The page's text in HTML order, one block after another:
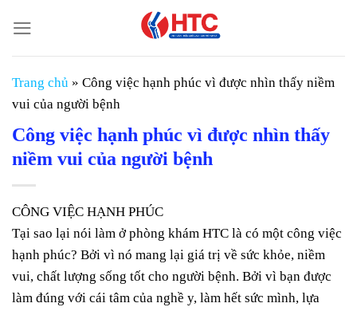
đến
nội
dung
Trang chủ » Công việc hạnh phúc vì được nhìn thấy niềm
vui của người bệnh
Công việc hạnh phúc vì được nhìn thấy
niềm vui của người bệnh
CÔNG VIỆC HẠNH PHÚC
Tại sao lại nói làm ở phòng khám HTC là có một công việc
hạnh phúc? Bởi vì nó mang lại giá trị về sức khỏe, niềm
vui, chất lượng sống tốt cho người bệnh. Bởi vì bạn được
làm đúng với cái tâm của nghề y, làm hết sức mình, lựa